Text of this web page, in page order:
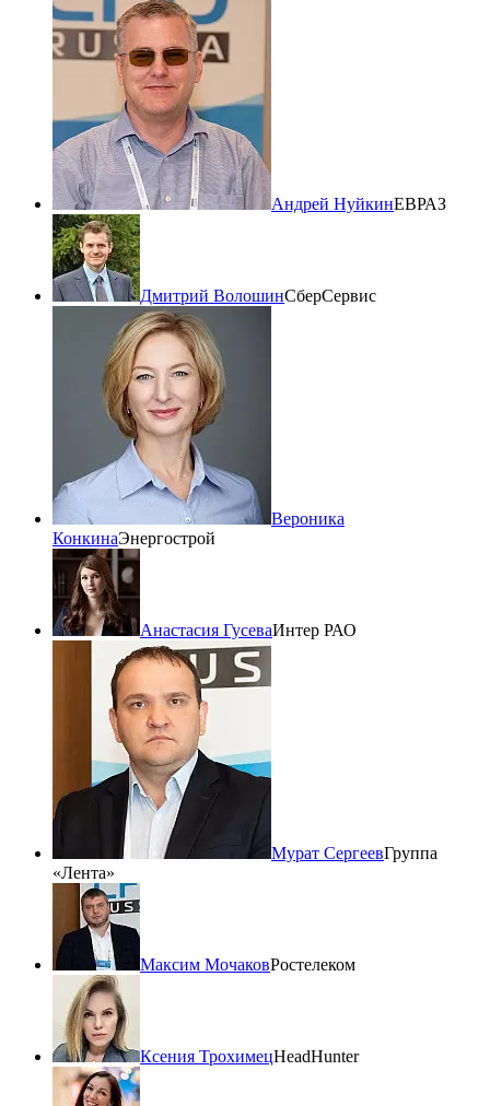
Андрей НуйкинЕВРАЗ
Дмитрий ВолошинСберСервис
Вероника
КонкинаЭнергострой
Анастасия ГусеваИнтер РАО
Мурат СергеевГруппа
«Лента»
Максим МочаковРостелеком
Ксения ТрохимецHeadHunter